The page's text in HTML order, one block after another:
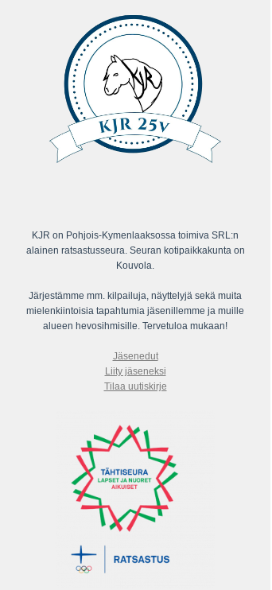
KJR on Pohjois-Kymenlaaksossa toimiva SRL:n
alainen ratsastusseura. Seuran kotipaikkakunta on
Kouvola.
Järjestämme mm. kilpailuja, näyttelyjä sekä muita
mielenkiintoisia tapahtumia jäsenillemme ja muille
alueen hevosihmisille. Tervetuloa mukaan!
Jäsenedut
Liity jäseneksi
Tilaa uutiskirje